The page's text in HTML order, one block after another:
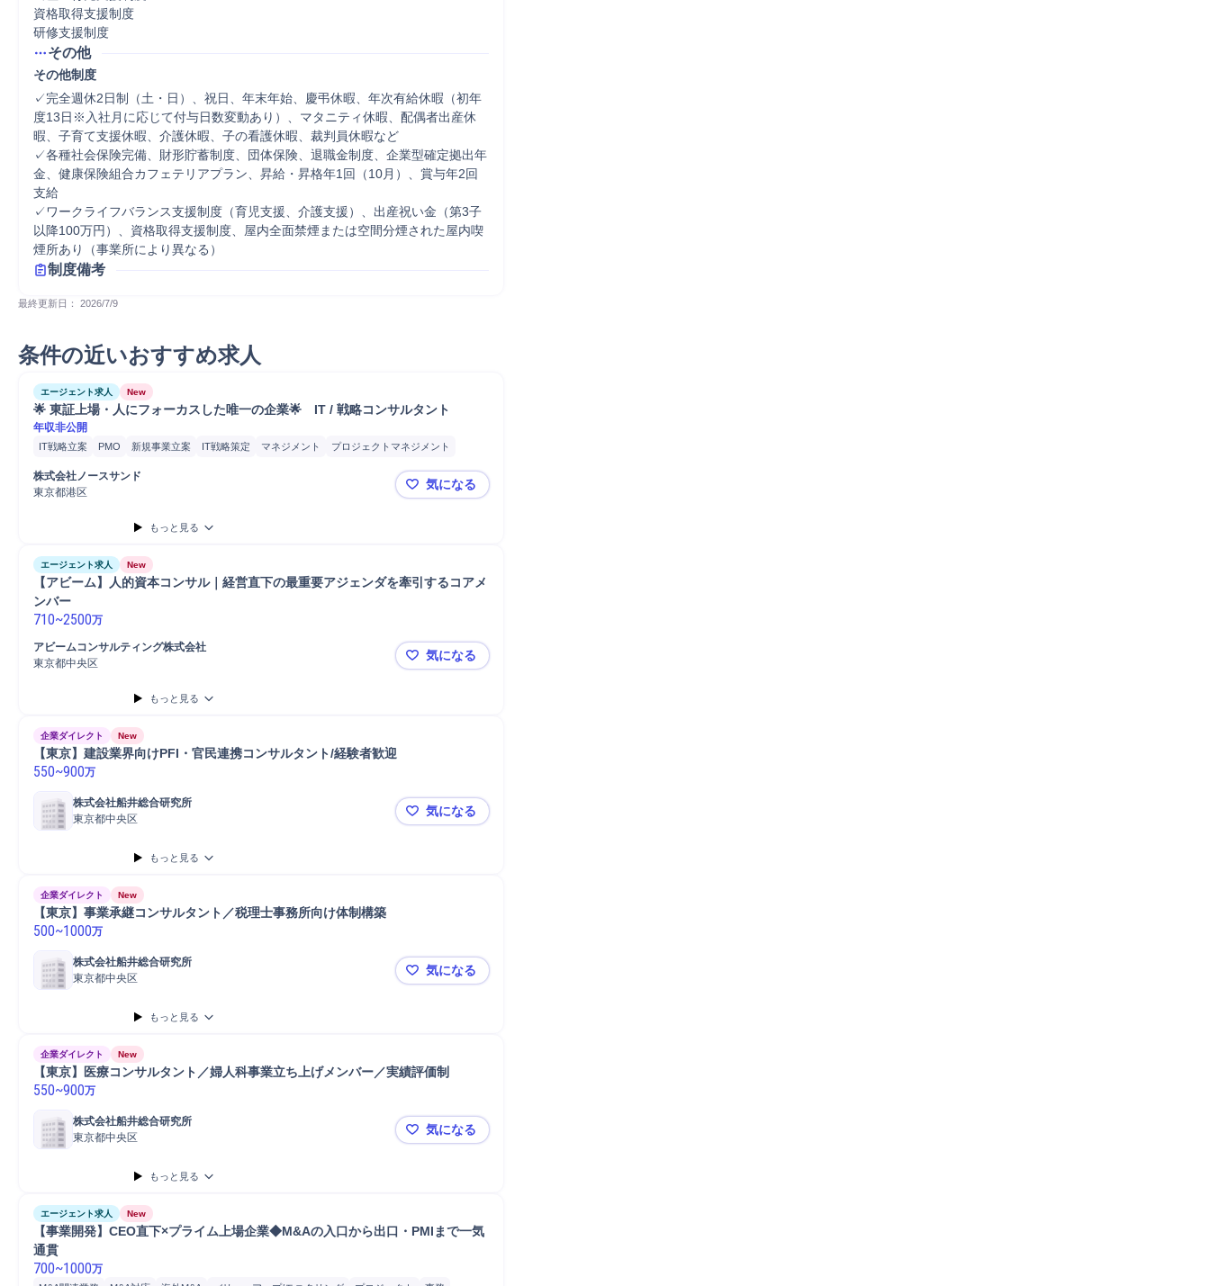
資格取得支援制度
研修支援制度
その他
その他制度
✓完全週休2日制（土・日）、祝日、年末年始、慶弔休暇、年次有給休暇（初年
度13日※入社月に応じて付与日数変動あり）、マタニティ休暇、配偶者出産休
暇、子育て支援休暇、介護休暇、子の看護休暇、裁判員休暇など
✓各種社会保険完備、財形貯蓄制度、団体保険、退職金制度、企業型確定拠出年
金、健康保険組合カフェテリアプラン、昇給・昇格年1回（10月）、賞与年2回
支給
✓ワークライフバランス支援制度（育児支援、介護支援）、出産祝い金（第3子
以降100万円）、資格取得支援制度、屋内全面禁煙または空間分煙された屋内喫
煙所あり（事業所により異なる）
制度備考
最終更新日： 2026/7/9
条件の近いおすすめ求人
エージェント求人 New
🌟 東証上場・人にフォーカスした唯一の企業🌟　IT / 戦略コンサルタント
年収非公開
IT戦略立案 PMO 新規事業立案 IT戦略策定 マネジメント
プロジェクトマネジメント
コンサルティング業務
要件定義
Salesforce
Salesforce導入
株式会社ノースサンド
東京都港区
🌟 東証上場・人にフォーカスした唯一の企業🌟 IT / 戦略コンサルタント
気になる
もっと見る
エージェント求人 New
【アビーム】人的資本コンサル｜経営直下の最重要アジェンダを牽引するコアメ
ンバー
710~2500万
アビームコンサルティング株式会社
東京都中央区
【アビーム】人的資本コンサル｜経営直下の最重要アジェンダを牽引するコアメンバー
気になる
もっと見る
企業ダイレクト New
【東京】建設業界向けPFI・官民連携コンサルタント/経験者歓迎
550~900万
株式会社船井総合研究所
東京都中央区
【東京】建設業界向けPFI・官民連携コンサルタント/経験者歓迎
気になる
もっと見る
企業ダイレクト New
【東京】事業承継コンサルタント／税理士事務所向け体制構築
500~1000万
株式会社船井総合研究所
東京都中央区
【東京】事業承継コンサルタント／税理士事務所向け体制構築
気になる
もっと見る
企業ダイレクト New
【東京】医療コンサルタント／婦人科事業立ち上げメンバー／実績評価制
550~900万
株式会社船井総合研究所
東京都中央区
【東京】医療コンサルタント／婦人科事業立ち上げメンバー／実績評価制
気になる
もっと見る
エージェント求人 New
【事業開発】CEO直下×プライム上場企業◆M&Aの入口から出口・PMIまで一気
通貫
700~1000万